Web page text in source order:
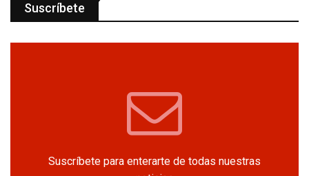
Suscríbete
Suscríbete para enterarte de todas nuestras